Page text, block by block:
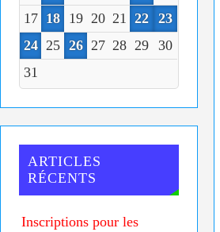
17 18 19 20 21 22
23
24 25 26 27 28 29
30
31
ARTICLES
RÉCENTS
Inscriptions pour les